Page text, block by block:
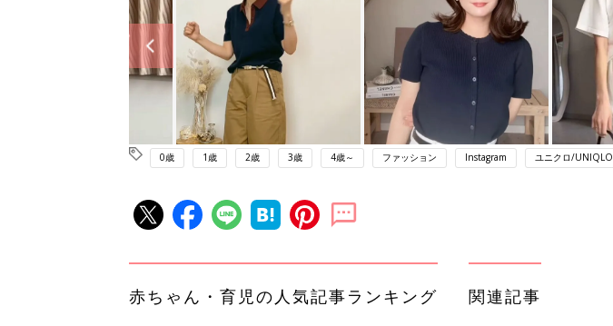
0歳 1歳 2歳 3歳 4歳～ ファッション Instagram ユニクロ/UNIQLO
赤ちゃん・育児の人気記事ランキング 関連記事